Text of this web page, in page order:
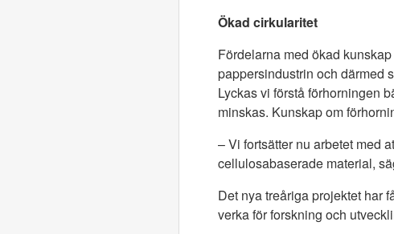
Ökad cirkularitet
Fördelarna med ökad
pappersindustrin och därmed
Lyckas vi förstå förhorningen
minskas. Kunskap om
– Vi fortsätter nu arbetet med
cellulosabaserade material,
Det nya treåriga projektet har
verka för forskning och